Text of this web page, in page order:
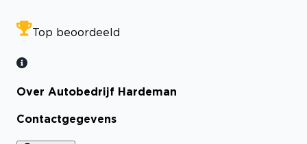
Top beoordeeld
Over Autobedrijf Hardeman
Contactgegevens